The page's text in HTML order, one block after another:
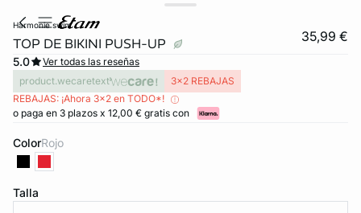
harmonie swim
TOP DE BIKINI PUSH-UP 35,99 €
5.0
Ver todas las reseñas
product.wecaretext
3x2 REBAJAS
REBAJAS: ¡Ahora 3x2 en TODO*!
o paga en 3 plazos x 12,00 € gratis con
Color rojo
Talla